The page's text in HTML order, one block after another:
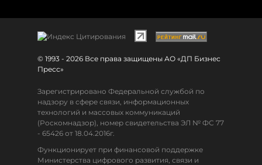
© 1993 - 2026 Все права защищены АО «ДП Бизнес
Пресс»
Зарегистрировано Федеральной службой по
надзору в сфере связи, информационных
технологий и массовых коммуникаций
(Роскомнадзор), номер свидетельства ЭЛ № ФС 77
- 65426 от 18.04.2016г.
Функционирует при финансовой поддержке
Министерства цифрового развития, связи и